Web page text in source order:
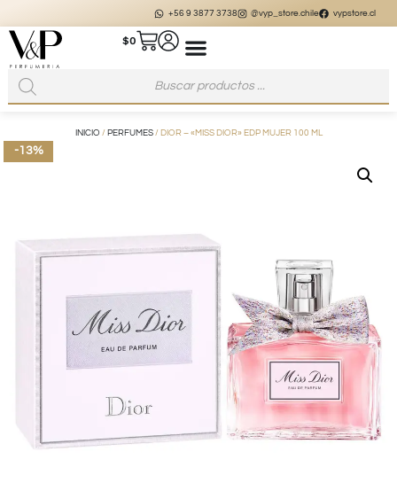
+56 9 3877 3738 @vyp_store.chile vypstore.cl
$0
INICIO / PERFUMES/ DIOR – «MISS DIOR» EDP MUJER 100 ML
-13%